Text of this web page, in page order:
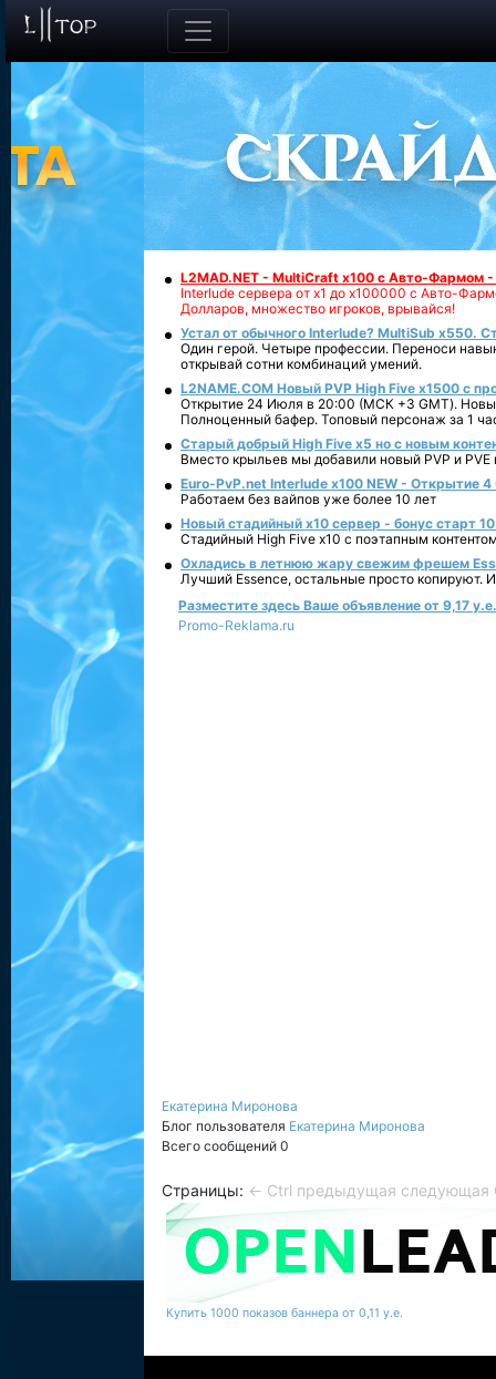
L2MAD.NET - MultiCraft x100 с Авто-Фармом
Interlude сервера от х1 до х100000 с Авто-
Долларов, множество игроков, врывайся!
Устал от обычного Interlude? MultiSub x550.
Один герой. Четыре профессии. Переноси
открывай сотни комбинаций умений.
L2NAME.COM Новый PVP High Five x1500 с
Открытие 24 Июля в 20:00 (МСК +3 GMT).
Полноценный бафер. Топовый персонаж за 1
Старый добрый High Five x5 но с новым
Вместо крыльев мы добавили новый PVP и PVE
Euro-PvP.net Interlude х100 NEW - Открытие 4
Работаем без вайпов уже более 10 лет
Новый стадийный х10 сервер - бонус старт
Стадийный High Five x10 с поэтапным
Охладись в летнюю жару свежим фрешем
Лучший Essence, остальные просто копируют.
Разместите здесь Ваше объявление от 9,17
Promo-Reklama.ru
Екатерина Миронова
Блог пользователя Екатерина Миронова
Всего сообщений 0
Страницы: ← Ctrl предыдущая следующая
Купить 1000 показов баннера от 0,11 у.е.